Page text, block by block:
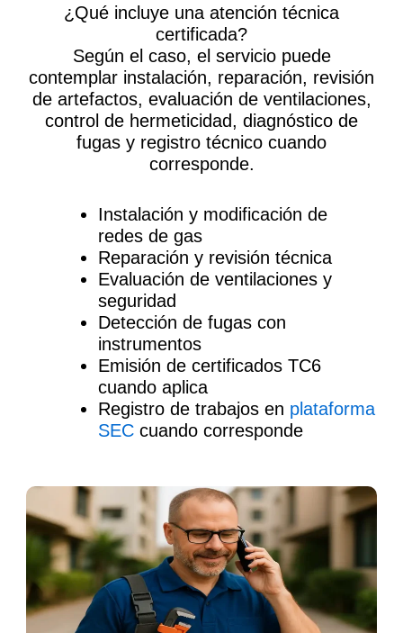
¿Qué incluye una atención técnica
certificada?
Según el caso, el servicio puede
contemplar instalación, reparación, revisión
de artefactos, evaluación de ventilaciones,
control de hermeticidad, diagnóstico de
fugas y registro técnico cuando
corresponde.
Instalación y modificación de
redes de gas
Reparación y revisión técnica
Evaluación de ventilaciones y
seguridad
Detección de fugas con
instrumentos
Emisión de certificados TC6
cuando aplica
Registro de trabajos en plataforma
SEC cuando corresponde